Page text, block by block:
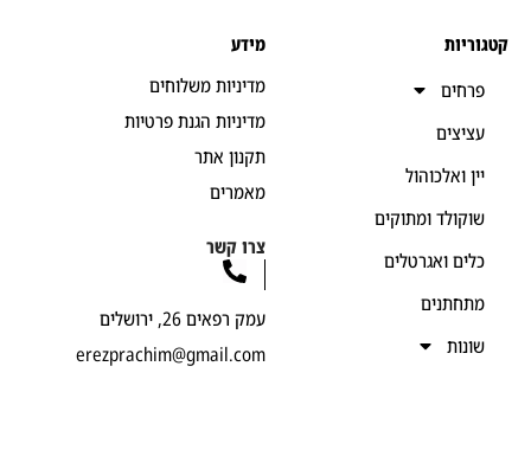
ואלכוהול
ומתוקים
ואגרטלים
מדיניות משלוחים
מדיניות הגנת פרטיות
תקנון אתר
צרו קשר
עמק רפאים 26, ירושלים
erezprachim@gmail.com